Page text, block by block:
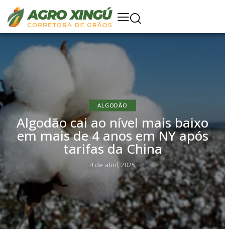
ALGODÃO
Algodão cai ao nível mais baixo
em mais de 4 anos em NY após
tarifas da China
4 de abril, 2025